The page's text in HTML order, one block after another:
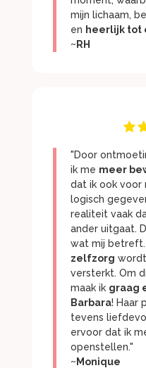
mijn lichaam,
en heerlijk tot
~RH
"Door
ik me meer
dat ik ook voor
logisch
realiteit vaak
ander uitgaat.
wat mij betreft.
zelfzorg
versterkt. Om
maak ik graag
Barbara! Haar
tevens
ervoor dat ik
openstellen."
~Monique